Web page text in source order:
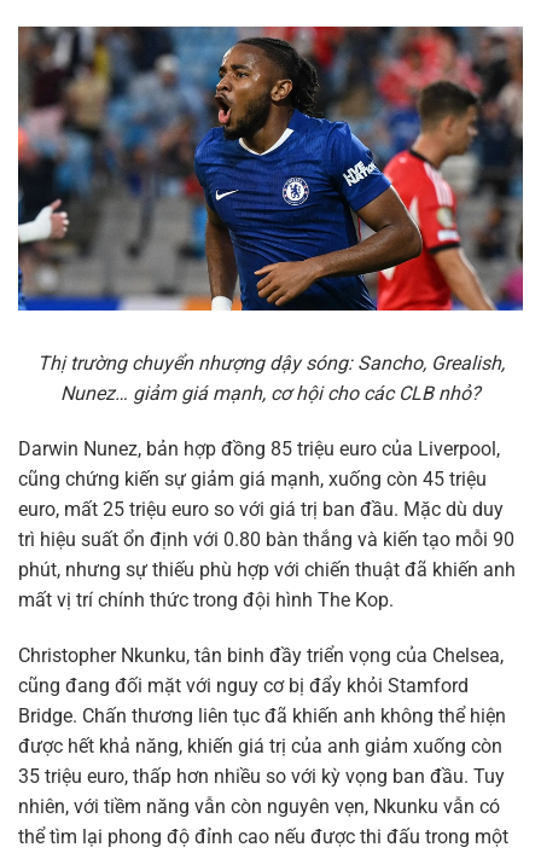
Thị trường chuyển nhượng dậy sóng: Sancho, Grealish,
Nunez… giảm giá mạnh, cơ hội cho các CLB nhỏ?
Darwin Nunez, bản hợp đồng 85 triệu euro của Liverpool,
cũng chứng kiến sự giảm giá mạnh, xuống còn 45 triệu
euro, mất 25 triệu euro so với giá trị ban đầu. Mặc dù duy
trì hiệu suất ổn định với 0.80 bàn thắng và kiến tạo mỗi 90
phút, nhưng sự thiếu phù hợp với chiến thuật đã khiến anh
mất vị trí chính thức trong đội hình The Kop.
Christopher Nkunku, tân binh đầy triển vọng của Chelsea,
cũng đang đối mặt với nguy cơ bị đẩy khỏi Stamford
Bridge. Chấn thương liên tục đã khiến anh không thể hiện
được hết khả năng, khiến giá trị của anh giảm xuống còn
35 triệu euro, thấp hơn nhiều so với kỳ vọng ban đầu. Tuy
nhiên, với tiềm năng vẫn còn nguyên vẹn, Nkunku vẫn có
thể tìm lại phong độ đỉnh cao nếu được thi đấu trong một